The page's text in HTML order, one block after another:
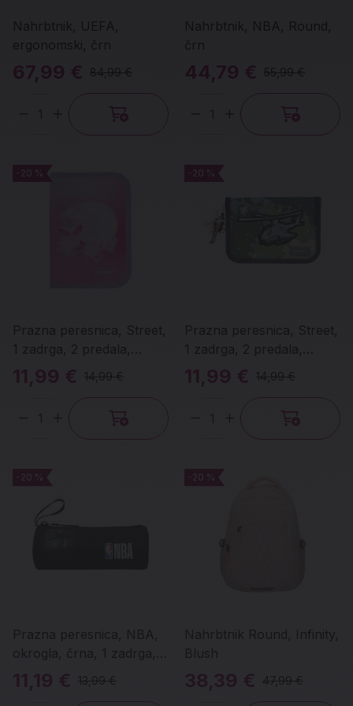
Nahrbtnik, UEFA,
ergonomski, črn
67,99 € 84,99 €
Količina
Nahrbtnik, NBA, Round,
črn
44,79 € 55,99 €
Količina
-20 %
Prazna peresnica, Street,
1 zadrga, 2 predala,
Lovely Butterfly
-20 %
11,99 € 14,99 €
Količina
-20 %
Prazna peresnica, Street,
1 zadrga, 2 predala,
Vehicles
-20 %
11,99 € 14,99 €
Količina
-20 %
Prazna peresnica, NBA,
okrogla, črna, 1 zadrga,
črna
-20 %
11,19 € 13,99 €
-20 %
Nahrbtnik Round, Infinity,
Blush
-20 %
38,39 € 47,99 €